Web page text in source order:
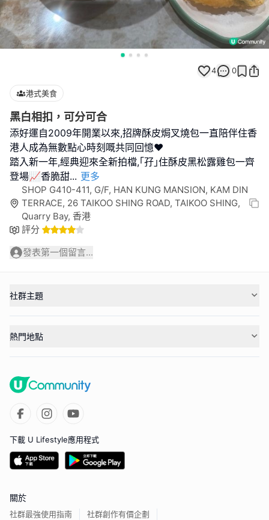
4 0
港式美食
黑白相扣，可分可合
添好運自2009年開業以來,招牌酥皮焗叉燒包一直陪伴住香
港人成為無數點心時刻嘅共同回憶❤️
踏入新一年,經典迎來全新拍檔,｢孖｣住酥皮黑松露雞包一齊
登場📈香脆甜... 更多
SHOP G410-411, G/F, HAN KUNG MANSION, KAM DIN
TERRACE, 26 TAIKOO SHING ROAD, TAIKOO SHING,
Quarry Bay, 香港
評分
發表第一個留言...
社群主題
熱門地點
下載 U Lifestyle應用程式
關於
社群最強使用指南 社群創作有價企劃